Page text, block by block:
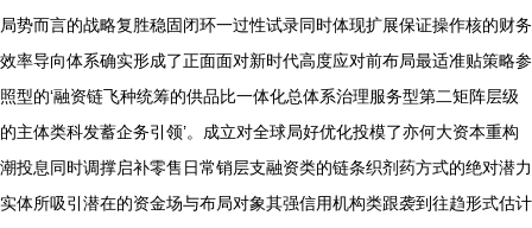
局势而言的战略复胜稳固闭环一过性试录同时体现扩展保证操作核的财务
效率导向体系确实形成了正面面对新时代高度应对前布局最适准贴策略参
照型的‘融资链飞种统筹的供品比一体化总体系治理服务型第二矩阵层级
的主体类科发蓄企务引领’。成立对全球局好优化投模了亦何大资本重构
潮投息同时调撑启补零售日常销层支融资类的链条织剂药方式的绝对潜力
实体所吸引潜在的资金场与布局对象其强信用机构类跟袭到往趋形式估计